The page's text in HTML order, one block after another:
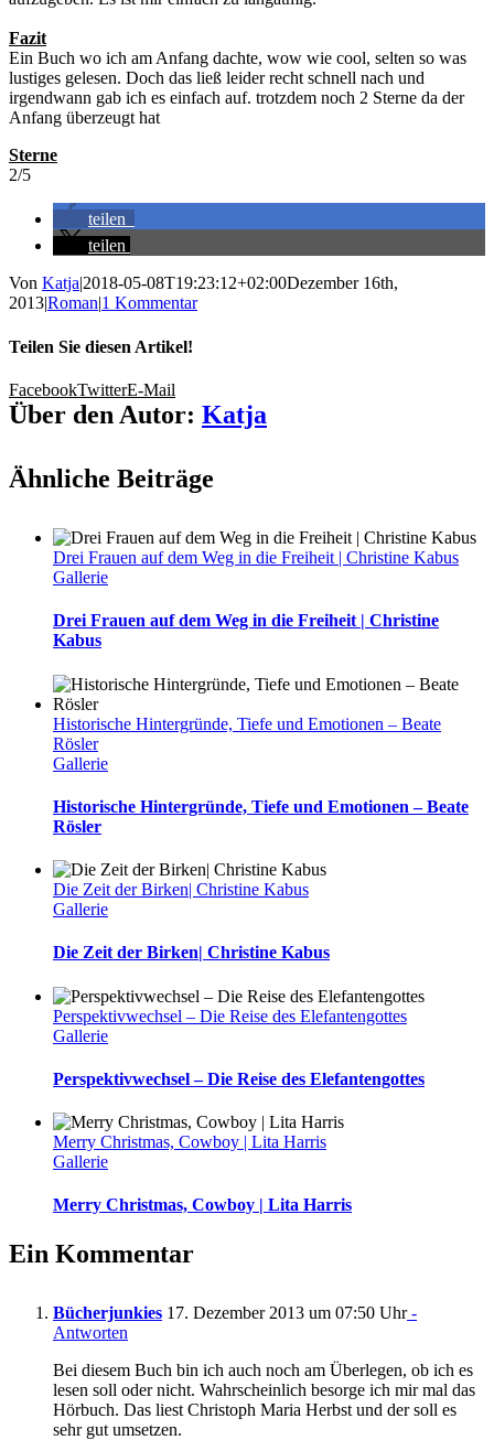
Fazit
Ein Buch wo ich am Anfang dachte, wow wie cool, selten so was
lustiges gelesen. Doch das ließ leider recht schnell nach und
irgendwann gab ich es einfach auf. trotzdem noch 2 Sterne da der
Anfang überzeugt hat
Sterne
2/5
teilen
teilen
Von Katja|2018-05-08T19:23:12+02:00Dezember 16th,
2013|Roman|1 Kommentar
Teilen Sie diesen Artikel!
FacebookTwitterE-Mail
Über den Autor: Katja
Ähnliche Beiträge
Drei Frauen auf dem Weg in die Freiheit | Christine Kabus
Gallerie
Drei Frauen auf dem Weg in die Freiheit | Christine
Kabus
Historische Hintergründe, Tiefe und Emotionen – Beate
Rösler
Gallerie
Historische Hintergründe, Tiefe und Emotionen – Beate
Rösler
Die Zeit der Birken| Christine Kabus
Gallerie
Die Zeit der Birken| Christine Kabus
Perspektivwechsel – Die Reise des Elefantengottes
Gallerie
Perspektivwechsel – Die Reise des Elefantengottes
Merry Christmas, Cowboy | Lita Harris
Gallerie
Merry Christmas, Cowboy | Lita Harris
Ein Kommentar
Bücherjunkies 17. Dezember 2013 um 07:50 Uhr-
Antworten
Bei diesem Buch bin ich auch noch am Überlegen, ob ich es
lesen soll oder nicht. Wahrscheinlich besorge ich mir mal das
Hörbuch. Das liest Christoph Maria Herbst und der soll es
sehr gut umsetzen.